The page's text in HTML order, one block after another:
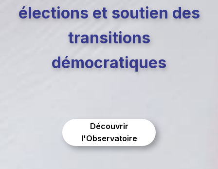
élections et soutien des
transitions
démocratiques
Découvrir
l'Observatoire